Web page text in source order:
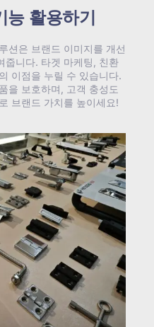
활용하기
션은 브랜드 이미지를 개선
줍니다. 타겟 마케팅, 친환
이점을 누릴 수 있습니다.
을 보호하며, 고객 충성도
브랜드 가치를 높이세요!